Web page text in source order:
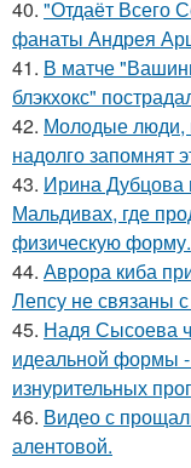
40. "Отдаёт Всего
фанаты Андрея
41. В матче
блэкхокс"
42. Молодые люди,
надолго запомнят
43. Ирина Дубцова
Мальдивах, где
физическую форму.
44. Аврора киба
Лепсу не связаны
45. Надя Сысоева
идеальной формы -
изнурительных
46. Видео с
алентовой.